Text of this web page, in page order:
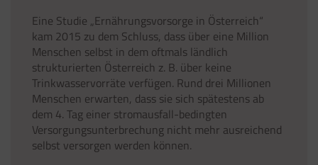
Eine Studie „Ernährungsvorsorge in Österreich“
kam 2015 zu dem Schluss, dass über eine Million
Menschen selbst in dem oftmals ländlich
strukturierten Österreich z. B. über keine
Trinkwasservorräte verfügen. Rund drei Millionen
Menschen erwarten, dass sie sich spätestens ab
dem 4. Tag einer stromausfall-bedingten
Versorgungsunterbrechung nicht mehr ausreichend
selbst versorgen werden können.